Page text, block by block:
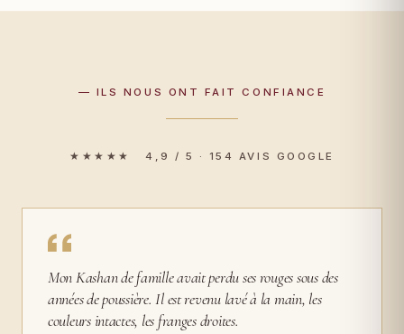
— ILS NOUS ONT FAIT CONFIANCE
★★★★★ 4,9 / 5 · 154 AVIS GOOGLE
Mon Kashan de famille avait perdu ses rouges sous des
années de poussière. Il est revenu lavé à la main, les
couleurs intactes, les franges droites.